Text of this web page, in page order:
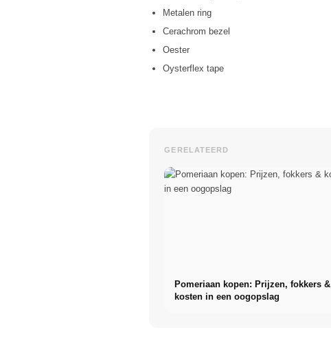
Metalen ring
Cerachrom bezel
Oester
Oysterflex tape
GERELATEERD
Pomeriaan kopen: Prijzen, fokkers &
kosten in een oogopslag